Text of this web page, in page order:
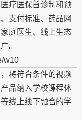
疗医保首诊制和预
支付标准、药品网
庭医生、线上生态
。
将符合条件的视频
品纳入学校课程体
线上线下融合的学